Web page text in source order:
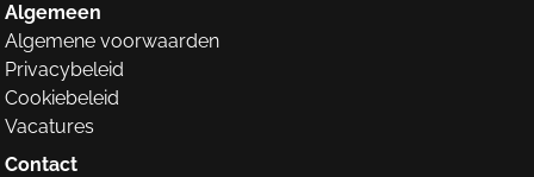
Algemeen
Algemene voorwaarden
Privacybeleid
Cookiebeleid
Vacatures
Contact